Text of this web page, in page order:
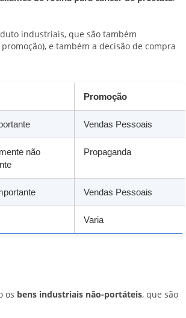
industriais, que são também
e também a decisão de compra
Promoção
Vendas Pessoais
não
Propaganda
Vendas Pessoais
Varia
os bens industriais não-portáteis, que são